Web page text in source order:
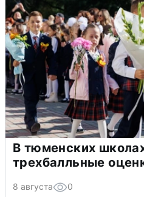
В тюменских
трехбалльные
8 августа 0